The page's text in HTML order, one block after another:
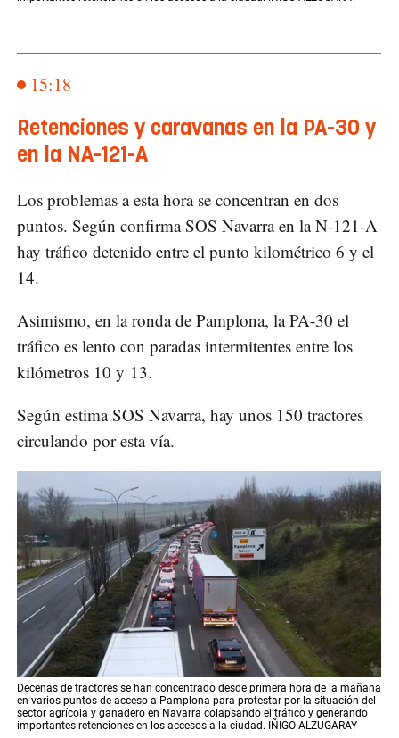
15:18
Retenciones y caravanas en la PA-30 y
en la NA-121-A
Los problemas a esta hora se concentran en dos
puntos. Según confirma SOS Navarra en la N-121-A
hay tráfico detenido entre el punto kilométrico 6 y el
14.
Asimismo, en la ronda de Pamplona, la PA-30 el
tráfico es lento con paradas intermitentes entre los
kilómetros 10 y 13.
Según estima SOS Navarra, hay unos 150 tractores
circulando por esta vía.
Decenas de tractores se han concentrado desde primera hora de la mañana
en varios puntos de acceso a Pamplona para protestar por la situación del
sector agrícola y ganadero en Navarra colapsando el tráfico y generando
importantes retenciones en los accesos a la ciudad. IÑIGO ALZUGARAY